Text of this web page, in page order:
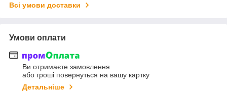
Всі умови доставки
Умови оплати
Ви отримаєте замовлення
або гроші повернуться на вашу картку
Детальніше